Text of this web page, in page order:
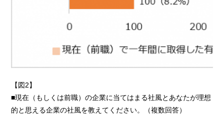
【図2】
■現在（もしくは前職）の企業に当てはまる社風とあなたが理想
的と思える企業の社風を教えてください。（複数回答）